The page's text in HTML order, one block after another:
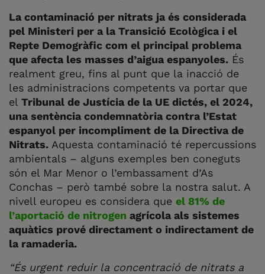
La contaminació per nitrats ja és considerada
pel Ministeri per a la Transició Ecològica i el
Repte Demogràfic com el principal problema
que afecta les masses d’aigua espanyoles. És
realment greu, fins al punt que la inacció de
les administracions competents va portar que
el Tribunal de Justícia de la UE dictés, el 2024,
una sentència condemnatòria contra l’Estat
espanyol per incompliment de la Directiva de
Nitrats. Aquesta contaminació té repercussions
ambientals – alguns exemples ben coneguts
són el Mar Menor o l’embassament d’As
Conchas – però també sobre la nostra salut. A
nivell europeu es considera que el 81% de
l’aportació de nitrogen agrícola als sistemes
aquàtics prové directament o indirectament de
la ramaderia.
“És urgent reduir la concentració de nitrats a